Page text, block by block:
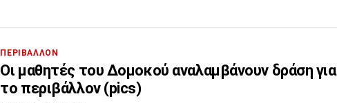
ΠΕΡΙΒΑΛΛΟΝ
Οι μαθητές του Δομοκού αναλαμβάνουν δράση για
το περιβάλλον (pics)